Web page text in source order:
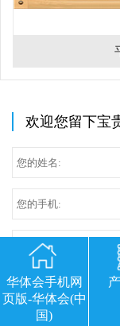
欢迎您留下宝
华体会手机网
页版-华体会(中
国)